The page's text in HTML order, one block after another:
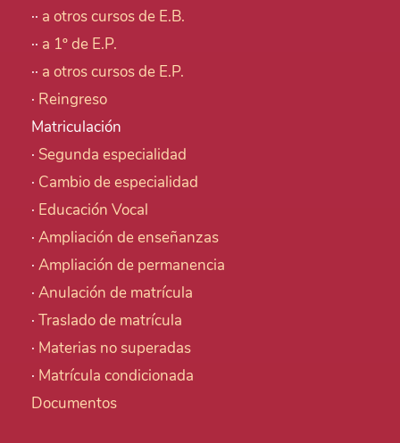
·· a otros cursos de E.B.
·· a 1º de E.P.
·· a otros cursos de E.P.
· Reingreso
Matriculación
· Segunda especialidad
· Cambio de especialidad
· Educación Vocal
· Ampliación de enseñanzas
· Ampliación de permanencia
· Anulación de matrícula
· Traslado de matrícula
· Materias no superadas
· Matrícula condicionada
Documentos